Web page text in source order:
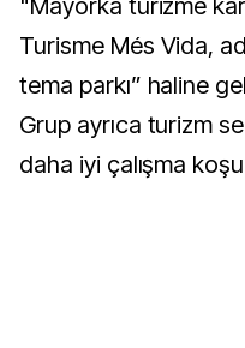
"Mayorka turizme
Turisme Més Vida,
tema parkı” haline
Grup ayrıca turizm
daha iyi çalışma